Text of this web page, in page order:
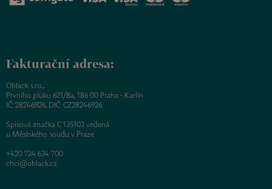
Fakturační adresa:
Oblack s.r.o.,
Prvního pluku 621/8a, 186 00 Praha - Karlín
IČ: 28246926, DIČ: CZ28246926
Spisová značka C 135103 vedená
u Městského soudu v Praze
+420 724 634 700
chci@oblack.cz